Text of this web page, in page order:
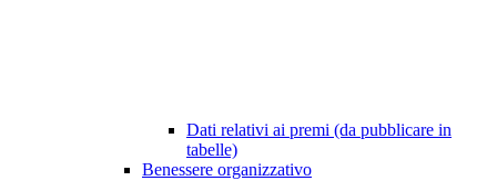
Dati relativi ai premi (da pubblicare in
tabelle)
Benessere organizzativo